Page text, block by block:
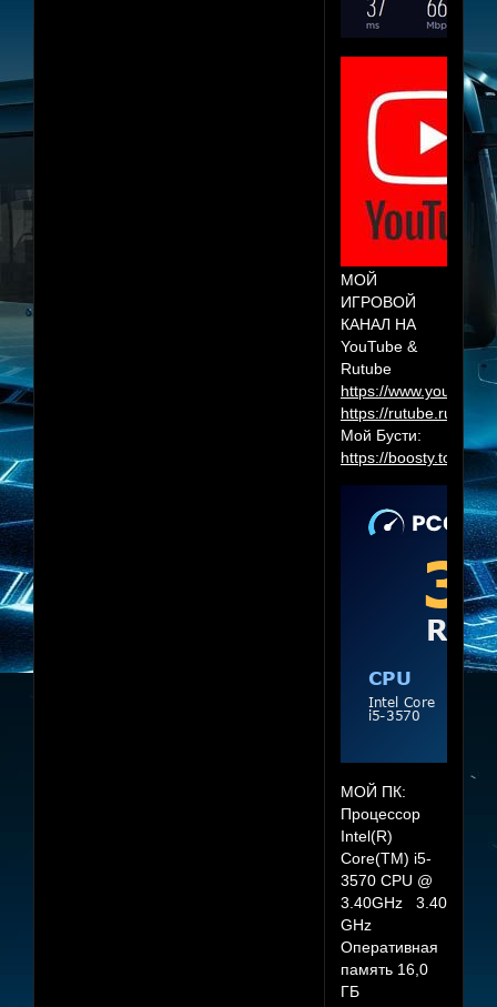
МОЙ
ИГРОВОЙ
КАНАЛ НА
YouTube &
Rutube
https://
https://rutube.ru/
Мой Бусти:
https://boosty.to/
МОЙ ПК:
Процессор
Intel(R)
Core(TM) i5-
3570 CPU @
3.40GHz 3.40
GHz
Оперативная
память 16,0
ГБ